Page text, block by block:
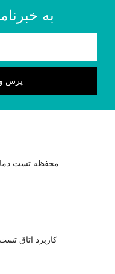
به
محفظه تست
کاربرد اتاق